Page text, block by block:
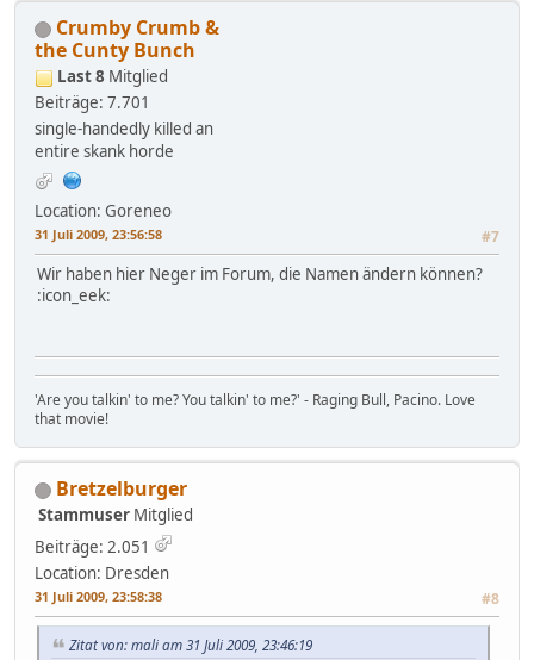
Crumby Crumb &
the Cunty Bunch
Last 8 Mitglied
Beiträge: 7.701
single-handedly killed an
entire skank horde
Location: Goreneo
31 Juli 2009, 23:56:58 #7
Wir haben hier Neger im Forum, die Namen ändern können?
:icon_eek:
'Are you talkin' to me? You talkin' to me?' - Raging Bull, Pacino. Love
that movie!
Bretzelburger
Stammuser Mitglied
Beiträge: 2.051
Location: Dresden
31 Juli 2009, 23:58:38 #8
Zitat von: mali am 31 Juli 2009, 23:46:19